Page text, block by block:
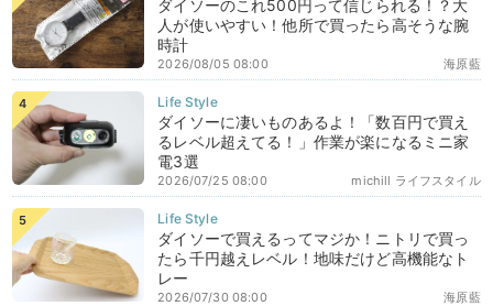
ダイソーのこれ500円って信じられる！？大
人が使いやすい！他所で買ったら高そうな腕
時計
海原藍
2026/08/05 08:00
ダイソーに凄いものあるよ！「数百円で買え
るレベル超えてる！」作業が楽になるミニ家
電3選
michill ライフスタイル
2026/07/25 08:00
ダイソーで買えるってマジか！ニトリで買っ
たら千円越えレベル！地味だけど高機能なト
レー
海原藍
2026/07/30 08:00